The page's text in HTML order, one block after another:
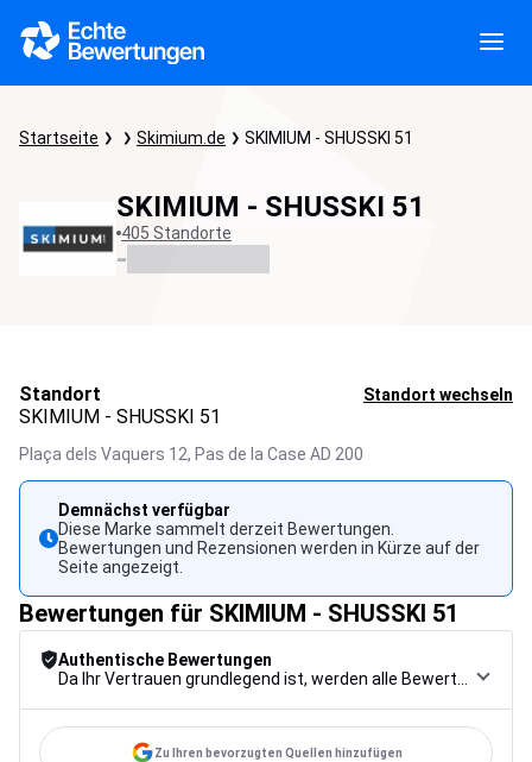
Startseite Skimium.de SKIMIUM - SHUSSKI 51
SKIMIUM - SHUSSKI 51
405 Standorte
-
Standort Standort wechseln
SKIMIUM - SHUSSKI 51
Plaça dels Vaquers 12, Pas de la Case AD 200
Demnächst verfügbar
Diese Marke sammelt derzeit Bewertungen.
Bewertungen und Rezensionen werden in Kürze auf der
Seite angezeigt.
Bewertungen für SKIMIUM - SHUSSKI 51
Authentische Bewertungen
Zu Ihren bevorzugten Quellen hinzufügen